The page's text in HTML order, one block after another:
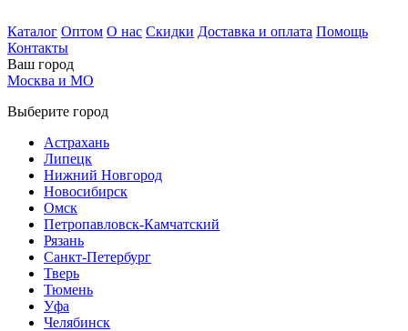
Каталог Оптом О нас Скидки Доставка и оплата Помощь
Контакты
Ваш город
Москва и МО
Выберите город
Астрахань
Липецк
Нижний Новгород
Новосибирск
Омск
Петропавловск-Камчатский
Рязань
Санкт-Петербург
Тверь
Тюмень
Уфа
Челябинск